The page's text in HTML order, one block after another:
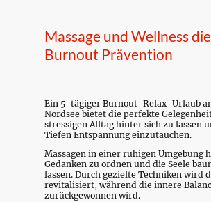
Massage und Wellness die
Burnout Prävention
Ein 5-tägiger Burnout-Relax-Urlaub
Nordsee bietet die perfekte
stressigen Alltag hinter sich zu lassen
Tiefen Entspannung einzutauchen.
Massagen in einer ruhigen Umgebung
Gedanken zu ordnen und die Seele
lassen. Durch gezielte Techniken wird
revitalisiert, während die innere
zurückgewonnen wird.